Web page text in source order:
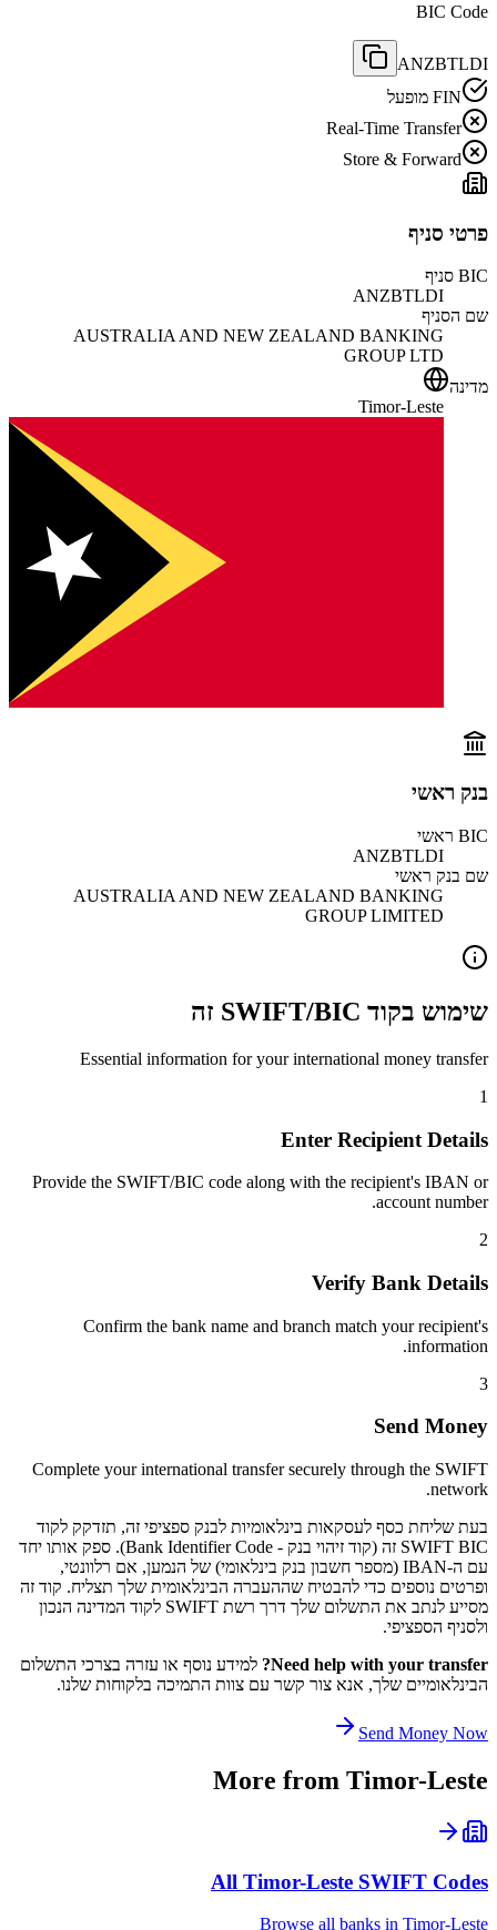
BIC Code
ANZBTLDI
FIN מופעל
Real-Time Transfer
Store & Forward
פרטי סניף
BIC סניף
ANZBTLDI
שם הסניף
AUSTRALIA AND NEW ZEALAND BANKING
GROUP LTD
מדינה
Timor-Leste
בנק ראשי
BIC ראשי
ANZBTLDI
שם בנק ראשי
AUSTRALIA AND NEW ZEALAND BANKING
GROUP LIMITED
שימוש בקוד SWIFT/BIC זה
Essential information for your international money transfer
1
Enter Recipient Details
Provide the SWIFT/BIC code along with the recipient's IBAN or
account number.
2
Verify Bank Details
Confirm the bank name and branch match your recipient's
information.
3
Send Money
Complete your international transfer securely through the SWIFT
network.
בעת שליחת כסף לעסקאות בינלאומיות לבנק ספציפי זה, תזדקק לקוד
SWIFT BIC זה (קוד זיהוי בנק - Bank Identifier Code). ספק אותו יחד
עם ה-IBAN (מספר חשבון בנק בינלאומי) של הנמען, אם רלוונטי,
ופרטים נוספים כדי להבטיח שההעברה הבינלאומית שלך תצליח. קוד זה
מסייע לנתב את התשלום שלך דרך רשת SWIFT לקוד המדינה הנכון
ולסניף הספציפי.
Need help with your transfer?
למידע נוסף או עזרה בצרכי התשלום
הבינלאומיים שלך, אנא צור קשר עם צוות התמיכה בלקוחות שלנו.
Send Money Now
More from Timor-Leste
All Timor-Leste SWIFT Codes
Browse all banks in Timor-Leste